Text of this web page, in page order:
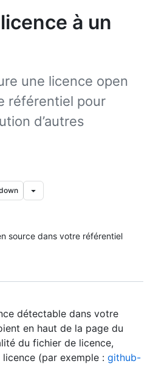
à un
une licence open
référentiel pour
d’autres
source dans votre référentiel
détectable dans votre
en haut de la page du
du fichier de licence,
(par exemple : github-